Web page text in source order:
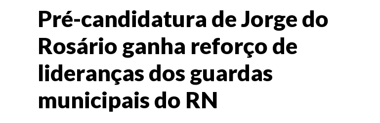
Pré-candidatura de Jorge do
Rosário ganha reforço de
lideranças dos guardas
municipais do RN